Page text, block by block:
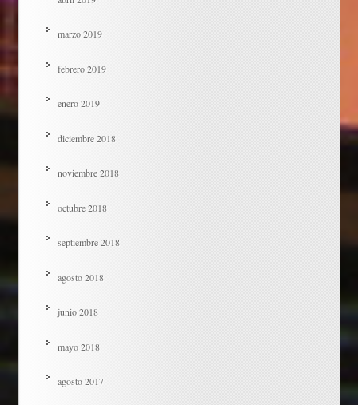
marzo 2019
febrero 2019
enero 2019
diciembre 2018
noviembre 2018
octubre 2018
septiembre 2018
agosto 2018
junio 2018
mayo 2018
agosto 2017